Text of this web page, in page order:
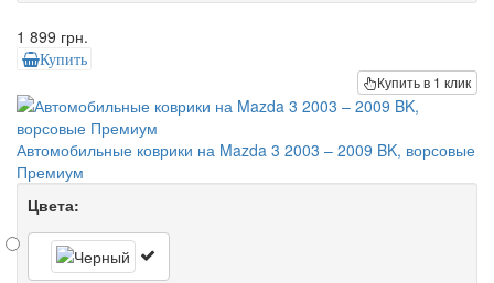
1 899 грн.
Купить
Купить в 1 клик
Автомобильные коврики на Mazda 3 2003 – 2009 BK, ворсовые
Премиум
Цвета: